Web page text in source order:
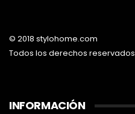
© 2018 stylohome.com
Todos los derechos reservados
INFORMACIÓN